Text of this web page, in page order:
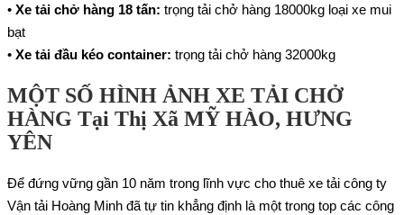
• Xe tải chở hàng 18 tấn: trọng tải chở hàng 18000kg loại xe mui
bạt
• Xe tải đầu kéo container: trọng tải chở hàng 32000kg
MỘT SỐ HÌNH ẢNH XE TẢI CHỞ
HÀNG Tại Thị Xã MỸ HÀO, HƯNG
YÊN
Để đứng vững gần 10 năm trong lĩnh vực cho thuê xe tải công ty
Vận tải Hoàng Minh đã tự tin khẳng định là một trong top các công